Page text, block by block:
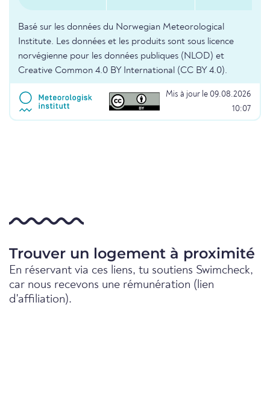
Basé sur les données du Norwegian Meteorological
Institute. Les données et les produits sont sous licence
norvégienne pour les données publiques (NLOD) et
Creative Common 4.0 BY International (CC BY 4.0).
Mis à jour le 09.08.2026
10:07
Trouver un logement à proximité
En réservant via ces liens, tu soutiens Swimcheck,
car nous recevons une rémunération (lien
d'affiliation).